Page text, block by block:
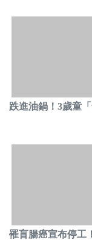
跌進油鍋！3歲童
罹盲腸癌宣布停工